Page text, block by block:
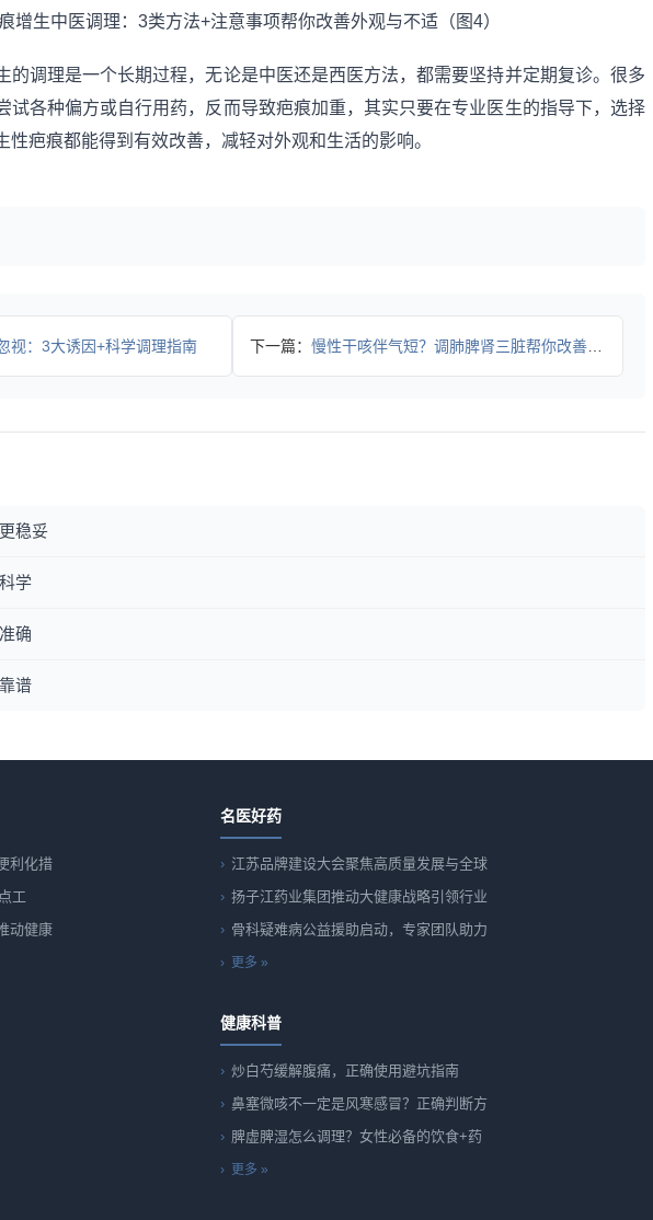
的调理是一个长期过程，无论是中医还是西医方法，都需要坚持并定期复诊。很多
试各种偏方或自行用药，反而导致疤痕加重，其实只要在专业医生的指导下，选择
性疤痕都能得到有效改善，减轻对外观和生活的影响。
视：3大诱因+科学调理指南 下一篇： 慢性干咳伴气短？调肺脾肾三脏帮你改善症状
稳妥
学
确
谱
利化措
工
动健康
名医好药
江苏品牌建设大会聚焦高质量发展与全球
扬子江药业集团推动大健康战略引领行业
骨科疑难病公益援助启动，专家团队助力
更多 »
健康科普
炒白芍缓解腹痛，正确使用避坑指南
鼻塞微咳不一定是风寒感冒？正确判断方
脾虚脾湿怎么调理？女性必备的饮食+药
更多 »